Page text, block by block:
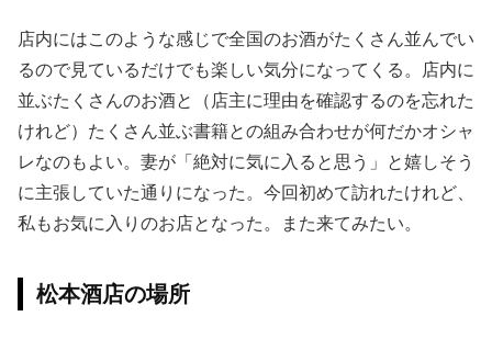
店内にはこのような感じで全国のお酒がたくさん並んでい
るので見ているだけでも楽しい気分になってくる。店内に
並ぶたくさんのお酒と（店主に理由を確認するのを忘れた
けれど）たくさん並ぶ書籍との組み合わせが何だかオシャ
レなのもよい。妻が「絶対に気に入ると思う」と嬉しそう
に主張していた通りになった。今回初めて訪れたけれど、
私もお気に入りのお店となった。また来てみたい。
松本酒店の場所